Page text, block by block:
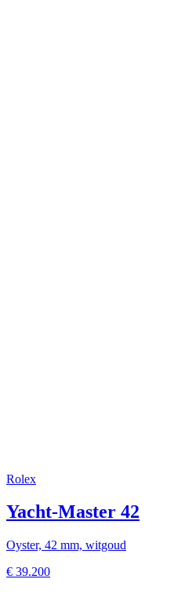
Rolex
Yacht-Master 42
Oyster, 42 mm, witgoud
€ 39.200